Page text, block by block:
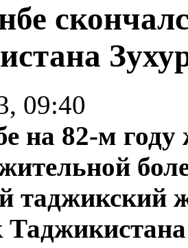
09:40
на 82-м году
таджикский